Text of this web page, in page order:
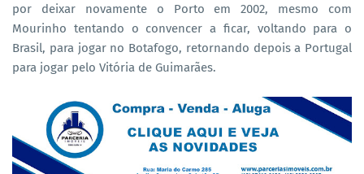
por deixar novamente o Porto em 2002, mesmo com
Mourinho tentando o convencer a ficar, voltando para o
Brasil, para jogar no Botafogo, retornando depois a Portugal
para jogar pelo Vitória de Guimarães.